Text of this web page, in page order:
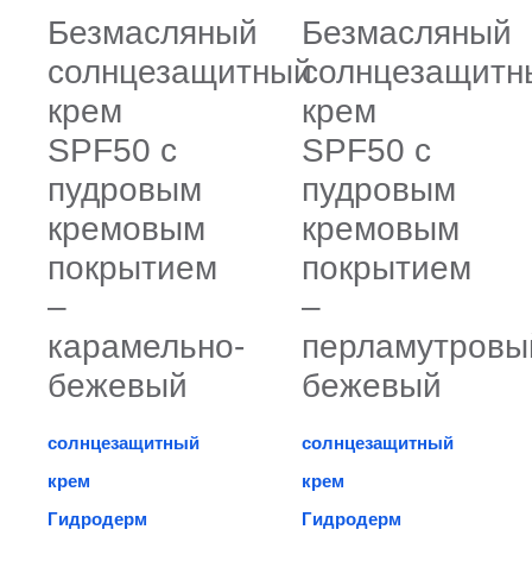
Безмасляный
солнцезащитный
крем
SPF50 с
пудровым
кремовым
покрытием
–
карамельно-
бежевый
солнцезащитный
крем
Гидродерм
Безмасляный
крем
SPF50 с
пудровым
кремовым
покрытием
–
бежевый
солнцезащитный
крем
Гидродерм